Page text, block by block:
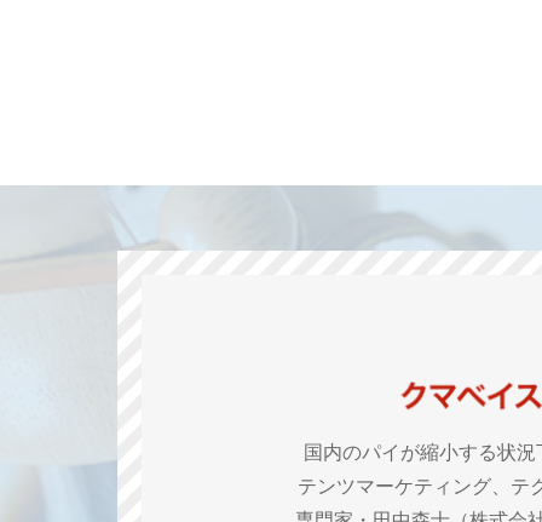
国内のパイが縮小する状
テンツマーケティング、テ